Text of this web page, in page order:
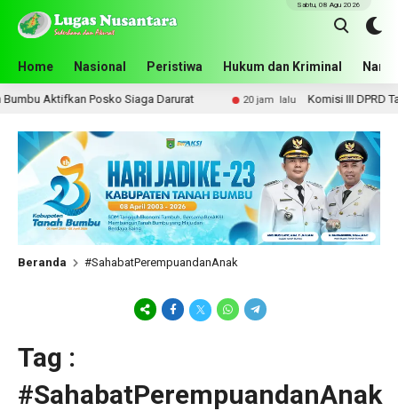
Home Nasional Peristiwa Hukum dan Kriminal
Sabtu, 08 Agu 2026
Aktifkan Posko Siaga Darurat 20 jam lalu Komisi III DPRD
Beranda #SahabatPerempuandanAnak
Tag :
#SahabatPerempuandanAnak